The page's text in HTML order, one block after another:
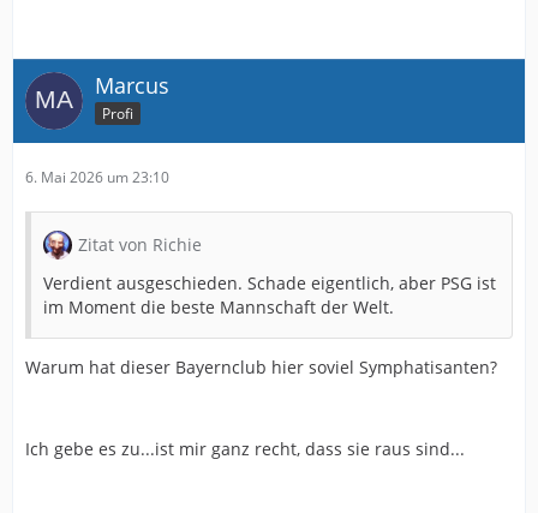
Marcus
Profi
6. Mai 2026 um 23:10
Zitat von Richie
Verdient ausgeschieden. Schade eigentlich, aber PSG ist
im Moment die beste Mannschaft der Welt.
Warum hat dieser Bayernclub hier soviel Symphatisanten?
Ich gebe es zu...ist mir ganz recht, dass sie raus sind...